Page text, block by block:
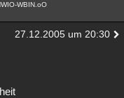
WBIN.oO
27.12.2005 um 20:30